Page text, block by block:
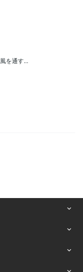
を通す...